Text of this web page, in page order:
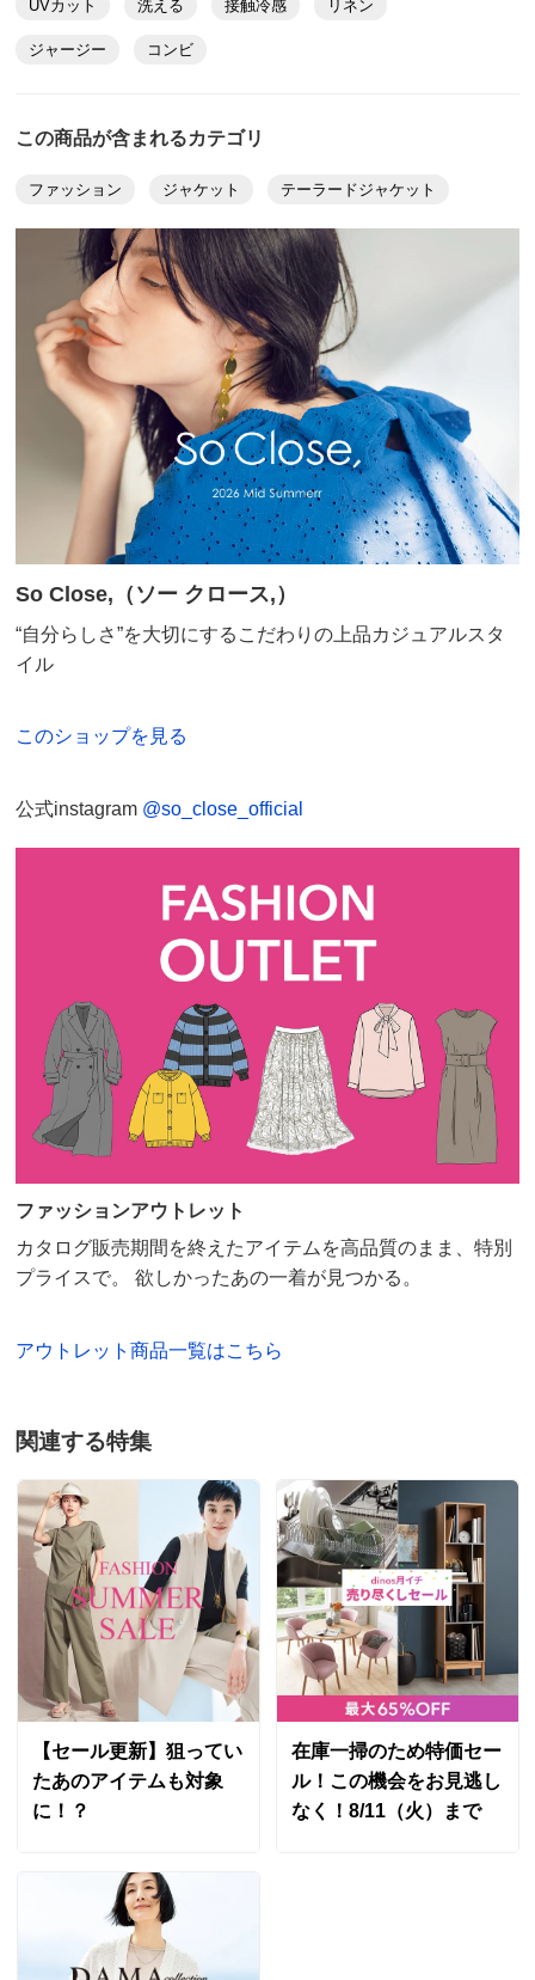
袖幅
袖口幅 12 13
ゆき丈 74 75 76
袖回り 34 36
襟天幅 16 16
襟前下がり 32 32
襟幅 8 8
裾幅 58 60 62
スリット長さ（脇） 12 12 12
ウエスト(適応) 58～64 64～70 69～77
ヒップ(適応) 82～90 87～95 92～100
サイズを参考に掲載しています。
手洗い
UVカット 洗える 接触冷感 リネン
ジャージー コンビ
この商品が含まれるカテゴリ
ファッション ジャケット テーラードジャケット
So Close,（ソー クロース,）
“自分らしさ”を大切にするこだわりの上品カジュアルスタ
イル
このショップを見る
公式instagram @so_close_official
ファッションアウトレット
カタログ販売期間を終えたアイテムを高品質のまま、特別
プライスで。 欲しかったあの一着が見つかる。
アウトレット商品一覧はこちら
関連する特集
【セール更新】狙ってい
たあのアイテムも対象
に！？
在庫一掃のため特価セー
ル！この機会をお見逃し
なく！8/11（火）まで